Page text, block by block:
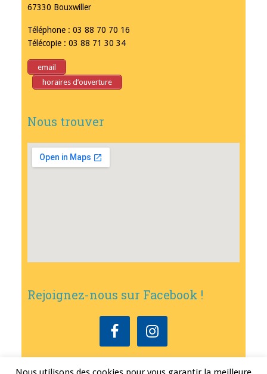
67330 Bouxwiller
Téléphone : 03 88 70 70 16
Télécopie : 03 88 71 30 34
email
horaires d’ouverture
Nous trouver
Rejoignez-nous sur Facebook !